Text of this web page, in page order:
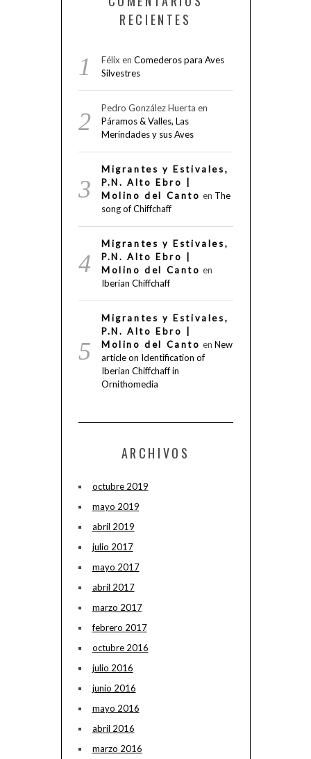
RECIENTES
Félix en Comederos para Aves
Silvestres
Pedro González Huerta en
Páramos & Valles, Las
Merindades y sus Aves
Migrantes y Estivales,
P.N. Alto Ebro |
Molino del Canto en The
song of Chiffchaff
Migrantes y Estivales,
P.N. Alto Ebro |
Molino del Canto en
Iberian Chiffchaff
Migrantes y Estivales,
P.N. Alto Ebro |
Molino del Canto en New
article on Identification of
Iberian Chiffchaff in
Ornithomedia
ARCHIVOS
octubre 2019
mayo 2019
abril 2019
julio 2017
mayo 2017
abril 2017
marzo 2017
febrero 2017
octubre 2016
julio 2016
junio 2016
mayo 2016
abril 2016
marzo 2016